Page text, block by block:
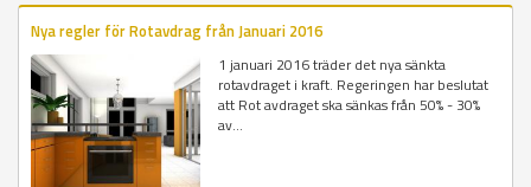
Nya regler för Rotavdrag från Januari 2016
1 januari 2016 träder det nya sänkta
rotavdraget i kraft. Regeringen har beslutat
att Rot avdraget ska sänkas från 50% - 30%
av...